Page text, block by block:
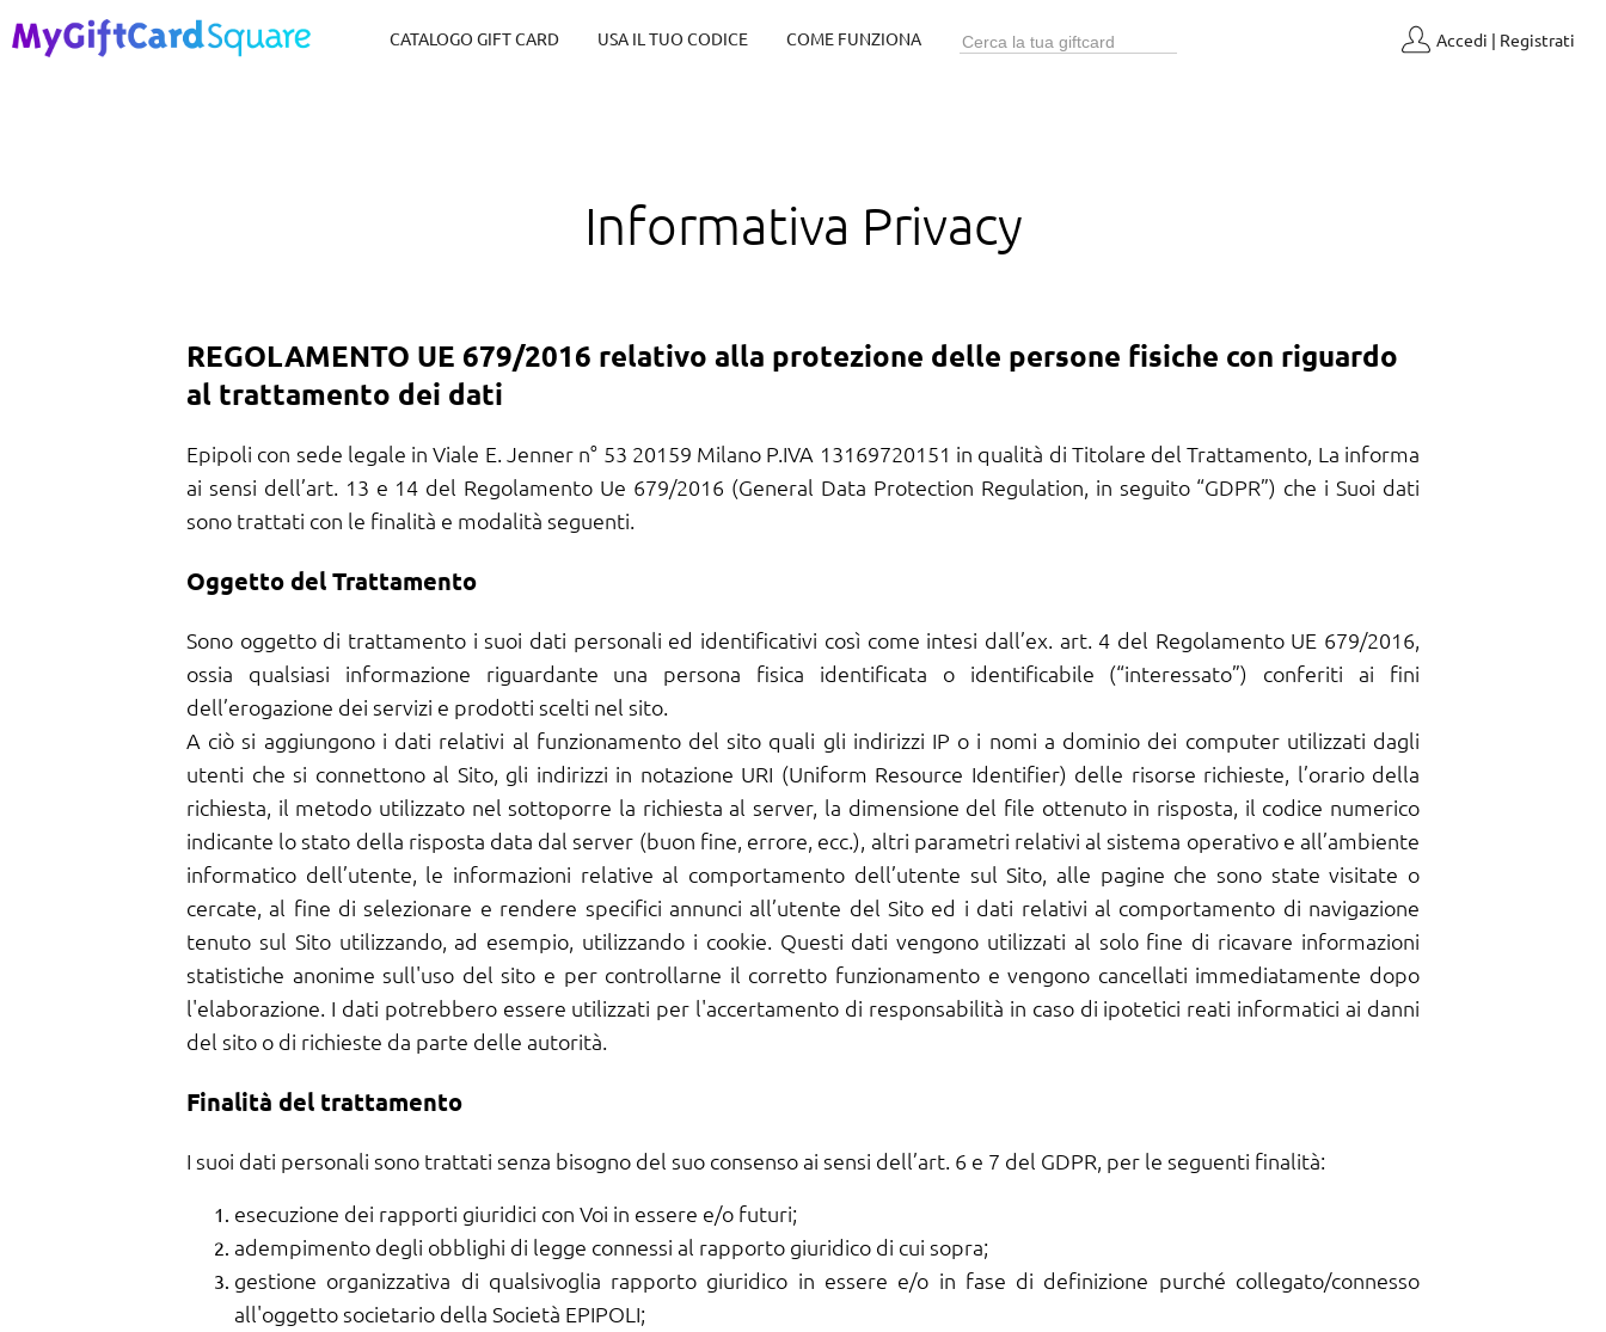
CATALOGO GIFT CARD USA IL TUO CODICE COME FUNZIONA Accedi | Registrati
Informativa Privacy
REGOLAMENTO UE 679/2016 relativo alla protezione delle persone fisiche con riguardo
al trattamento dei dati
Epipoli con sede legale in Viale E. Jenner n° 53 20159 Milano P.IVA 13169720151 in qualità di Titolare del Trattamento, La informa
ai sensi dell’art. 13 e 14 del Regolamento Ue 679/2016 (General Data Protection Regulation, in seguito “GDPR”) che i Suoi dati
sono trattati con le finalità e modalità seguenti.
Oggetto del Trattamento
Sono oggetto di trattamento i suoi dati personali ed identificativi così come intesi dall’ex. art. 4 del Regolamento UE 679/2016,
ossia qualsiasi informazione riguardante una persona fisica identificata o identificabile (“interessato”) conferiti ai fini
dell’erogazione dei servizi e prodotti scelti nel sito.
A ciò si aggiungono i dati relativi al funzionamento del sito quali gli indirizzi IP o i nomi a dominio dei computer utilizzati dagli
utenti che si connettono al Sito, gli indirizzi in notazione URI (Uniform Resource Identifier) delle risorse richieste, l’orario della
richiesta, il metodo utilizzato nel sottoporre la richiesta al server, la dimensione del file ottenuto in risposta, il codice numerico
indicante lo stato della risposta data dal server (buon fine, errore, ecc.), altri parametri relativi al sistema operativo e all’ambiente
informatico dell’utente, le informazioni relative al comportamento dell’utente sul Sito, alle pagine che sono state visitate o
cercate, al fine di selezionare e rendere specifici annunci all’utente del Sito ed i dati relativi al comportamento di navigazione
tenuto sul Sito utilizzando, ad esempio, utilizzando i cookie. Questi dati vengono utilizzati al solo fine di ricavare informazioni
statistiche anonime sull'uso del sito e per controllarne il corretto funzionamento e vengono cancellati immediatamente dopo
l'elaborazione. I dati potrebbero essere utilizzati per l'accertamento di responsabilità in caso di ipotetici reati informatici ai danni
del sito o di richieste da parte delle autorità.
Finalità del trattamento
I suoi dati personali sono trattati senza bisogno del suo consenso ai sensi dell’art. 6 e 7 del GDPR, per le seguenti finalità:
esecuzione dei rapporti giuridici con Voi in essere e/o futuri;
adempimento degli obblighi di legge connessi al rapporto giuridico di cui sopra;
gestione organizzativa di qualsivoglia rapporto giuridico in essere e/o in fase di definizione purché collegato/connesso
all'oggetto societario della Società EPIPOLI;